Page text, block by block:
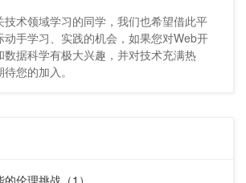
技术领域学习的同学，我们也希望借此平
动手学习、实践的机会，如果您对Web开
数据科学有极大兴趣，并对技术充满热
您的加入。
伦理挑战（1）